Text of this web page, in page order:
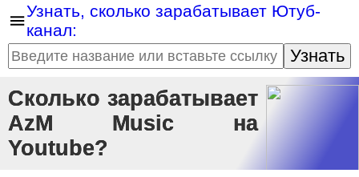
Узнать, сколько зарабатывает Ютуб-
канал:
Узнать
Сколько зарабатывает
AzM Music на
Youtube?